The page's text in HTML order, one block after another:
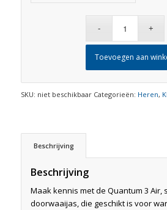
Toevoegen aan
SKU: niet beschikbaar Categorieën: Heren,
Beschrijving
Beschrijving
Maak kennis met de Quantum 3 Air,
doorwaaijas, die geschikt is voor